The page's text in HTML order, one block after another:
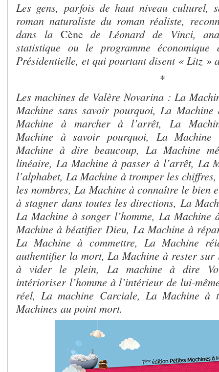
Les gens, parfois de haut niveau culturel,
roman naturaliste du roman réaliste,
dans la Cènede Léonard de Vinci,
statistique ou le programme
Présidentielle, et qui pourtant disent « Litz »
*
Les machines de Valère Novarina : La
Machine sans savoir pourquoi, La Machine
Machine à marcher à l’arrêt, La
Machine à savoir pourquoi, La
Machine à dire beaucoup, La Machine
linéaire, La Machine à passer à l’arrêt, La
l’alphabet, La Machine à tromper les
les nombres, La Machine à connaître le bien
à stagner dans toutes les directions, La
La Machine à songer l’homme, La Machine
Machine à béatifier Dieu, La Machine à
La Machine à commettre, La Machine
authentifier la mort, La Machine à rester
à vider le plein, La machine à dire
intérioriser l’homme à l’intérieur de lui-
réel, La machine Carciale, La Machine à
Machines au point mort.